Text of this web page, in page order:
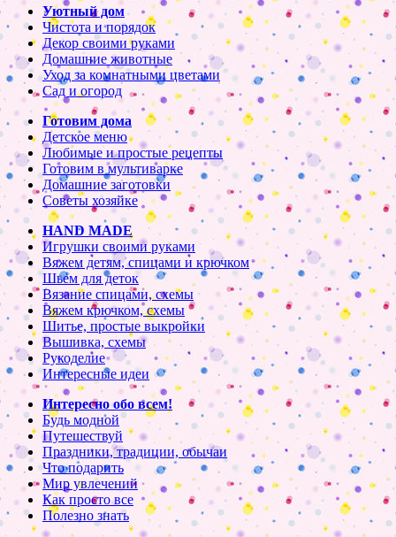
Уютный дом
Чистота и порядок
Декор своими руками
Домашние животные
Уход за комнатными цветами
Сад и огород
Готовим дома
Детское меню
Любимые и простые рецепты
Готовим в мультиварке
Домашние заготовки
Советы хозяйке
HAND MADE
Игрушки своими руками
Вяжем детям, спицами и крючком
Шьем для деток
Вязание спицами, схемы
Вяжем крючком, схемы
Шитье, простые выкройки
Вышивка, схемы
Рукоделие
Интересные идеи
Интересно обо всем!
Будь модной
Путешествуй
Праздники, традиции, обычаи
Что подарить
Мир увлечений
Как просто все
Полезно знать